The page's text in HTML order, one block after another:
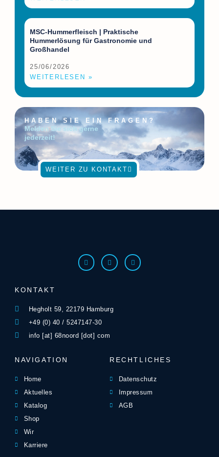
MSC-Hummerfleisch | Praktische
Hummerlösung für Gastronomie und
Großhandel
25/06/2026
WEITERLESEN »
HABEN SIE EIN FRAGEN?
Melden Sie sich gerne
jederzeit!
WEITER ZU KONTAKT
KONTAKT
Hegholt 59, 22179 Hamburg
+49 (0) 40 / 5247147-30
info [at] 68noord [dot] com
NAVIGATION
Home
Aktuelles
Katalog
Shop
Wir
Karriere
RECHTLICHES
Datenschutz
Impressum
AGB